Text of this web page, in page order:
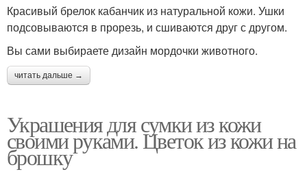
Красивый брелок кабанчик из натуральной кожи. Ушки
подсовываются в прорезь, и сшиваются друг с другом.
Вы сами выбираете дизайн мордочки животного.
читать дальше →
Украшения для сумки из кожи
своими руками. Цветок из кожи на
брошку